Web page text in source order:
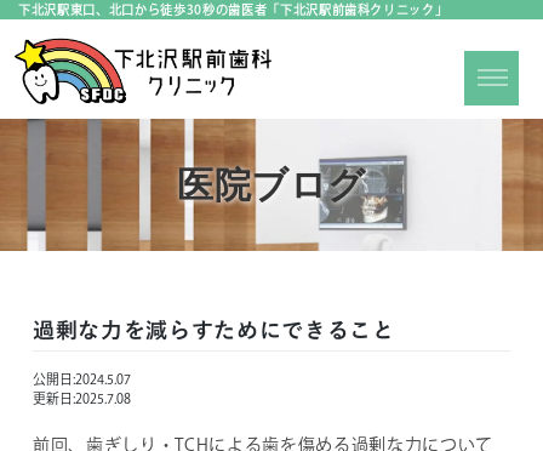
下北沢駅東口、北口から徒歩30秒の歯医者「下北沢駅前歯科クリニック」
医院ブログ
過剰な力を減らすためにできること
公開日:2024.5.07
更新日:2025.7.08
前回、歯ぎしり・TCHによる歯を傷める過剰な力について